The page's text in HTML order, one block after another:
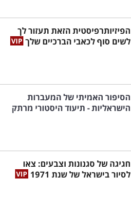
הפיזיותרפיסטית הזאת תעזור לך
לשים סוף לכאבי הברכיים שלך
הסיפור האמיתי של המעברות
הישראליות - תיעוד היסטורי מרתק
חגיגה של סגנונות וצבעים: צאו
לסיור בישראל של שנת 1971